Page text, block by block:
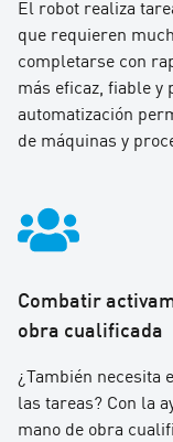
El robot realiza
que requieren
completarse con
más eficaz, fiable y
automatización
de máquinas y
Combatir
obra cualificada
¿También necesita
las tareas? Con la
mano de obra